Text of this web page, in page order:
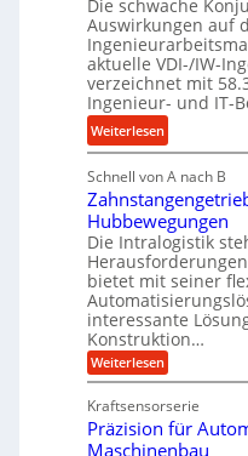
H
y
d
r
a
u
l
i
m
V
e
r
g
l
e
c
a
n
g
l
e
b
i
g
e
K
u
g
e
l
g
e
w
i
n
d
n
e
s
s
t
e
i
g
r
t
U
m
s
a
t
z
n
d
Die schwache
Auswirkungen auf
aktuelle VDI-/IW-
verzeichnet mit
Ingenieur- und IT-
Weiterlesen:
M
e
h
r
A
r
b
e
i
t
s
l
o
s
Schnell von A nach B
Hubbewegungen
Die Intralogistik
bietet mit seiner
interessante
Konstruktion…
Weiterlesen:
Z
h
n
s
Kraftsensorserie
Präzision für
Maschinenbau